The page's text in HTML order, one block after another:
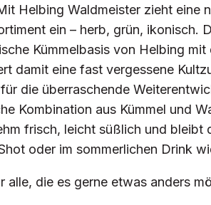
Helbing Waldmeister zieht eine
ein – herb, grün, ikonisch.
Kümmelbasis von Helbing
damit eine fast vergessene
die überraschende
Kombination aus Kümmel und
frisch, leicht süßlich und bleibt
oder im sommerlichen Drink
alle, die es gerne etwas anders